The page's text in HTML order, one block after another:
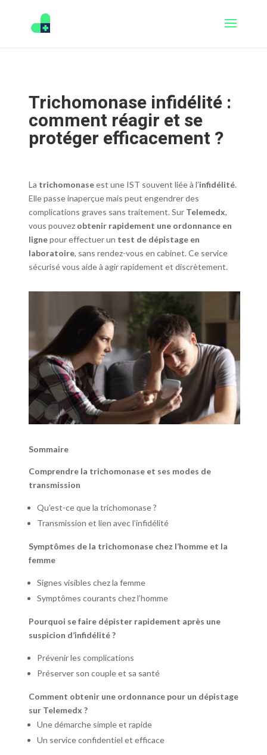
Trichomonase infidélité :
comment réagir et se
protéger efficacement ?
La trichomonaseest une IST souvent liée à l’infidélité.
Elle passe inaperçue mais peut engendrer des
complications graves sans traitement. Sur Telemedx,
vous pouvez obtenir rapidement une ordonnance en
lignepour effectuer un test de dépistage en
laboratoire, sans rendez-vous en cabinet. Ce service
sécurisé vous aide à agir rapidement et discrètement.
Sommaire
Comprendre la trichomonase et ses modes de
transmission
Qu’est-ce que la trichomonase ?
Transmission et lien avec l’infidélité
Symptômes de la trichomonase chez l’homme et la
femme
Signes visibles chez la femme
Symptômes courants chez l’homme
Pourquoi se faire dépister rapidement après une
suspicion d’infidélité ?
Prévenir les complications
Préserver son couple et sa santé
Comment obtenir une ordonnance pour un dépistage
sur Telemedx ?
Une démarche simple et rapide
Un service confidentiel et efficace